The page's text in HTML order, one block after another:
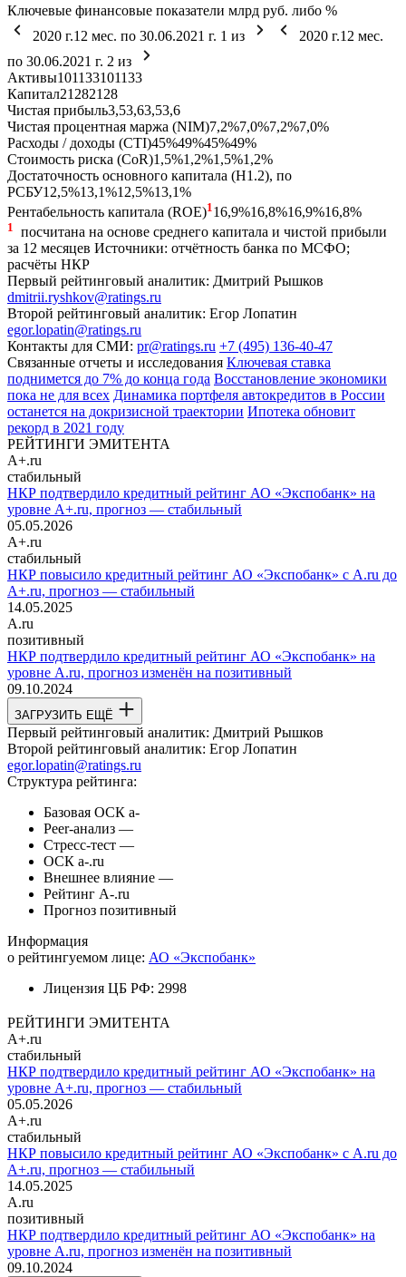
Ключевые финансовые показатели млрд руб. либо %
2020 г.12 мес. по 30.06.2021 г. 1 из 2020 г.12 мес.
по 30.06.2021 г. 2 из
Активы101133101133
Капитал21 2821 28
Чистая прибыль3,53,63,53,6
Чистая процентная маржа (NIM)7,2%7,0%7,2%7,0%
Расходы / доходы (CTI)45%49%45%49%
Стоимость риска (CoR)1,5%1,2%1,5%1,2%
Достаточность основного капитала (Н1.2), по
РСБУ12,5%13,1%12,5%13,1%
Рентабельность капитала (ROE)1 16,9%16,8%16,9%16,8%
1
посчитана на основе среднего капитала и чистой прибыли
за 12 месяцев Источники: отчётность банка по МСФО;
расчёты НКР
Первый рейтинговый аналитик: Дмитрий Рышков
dmitrii.ryshkov@ratings.ru
Второй рейтинговый аналитик: Егор Лопатин
egor.lopatin@ratings.ru
Контакты для СМИ: pr@ratings.ru +7 (495) 136-40-47
Связанные отчеты и исследования Ключевая ставка
поднимется до 7% до конца года Восстановление экономики
пока не для всех Динамика портфеля автокредитов в России
останется на докризисной траектории Ипотека обновит
рекорд в 2021 году
РЕЙТИНГИ ЭМИТЕНТА
A+.ru
стабильный
НКР подтвердило кредитный рейтинг АО «Экспобанк» на
уровне A+.ru, прогноз — стабильный
05.05.2026
A+.ru
стабильный
НКР повысило кредитный рейтинг АО «Экспобанк» с A.ru до
A+.ru, прогноз — стабильный
14.05.2025
A.ru
позитивный
НКР подтвердило кредитный рейтинг АО «Экспобанк» на
уровне A.ru, прогноз изменён на позитивный
09.10.2024
ЗАГРУЗИТЬ ЕЩЁ
Первый рейтинговый аналитик: Дмитрий Рышков
Второй рейтинговый аналитик: Егор Лопатин
egor.lopatin@ratings.ru
Структура рейтинга:
Базовая ОСК a-
Peer-анализ —
Стресс-тест —
ОСК a-.ru
Внешнее влияние —
Рейтинг A-.ru
Прогноз позитивный
Информация
о рейтингуемом лице: АО «Экспобанк»
Лицензия ЦБ РФ: 2998
РЕЙТИНГИ ЭМИТЕНТА
A+.ru
стабильный
НКР подтвердило кредитный рейтинг АО «Экспобанк» на
уровне A+.ru, прогноз — стабильный
05.05.2026
A+.ru
стабильный
НКР повысило кредитный рейтинг АО «Экспобанк» с A.ru до
A+.ru, прогноз — стабильный
14.05.2025
A.ru
позитивный
НКР подтвердило кредитный рейтинг АО «Экспобанк» на
уровне A.ru, прогноз изменён на позитивный
09.10.2024